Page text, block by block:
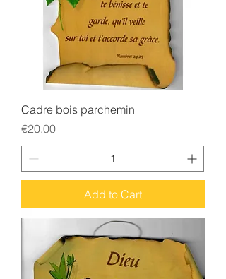
Cadre bois parchemin
Price
€20.00
Add to Cart